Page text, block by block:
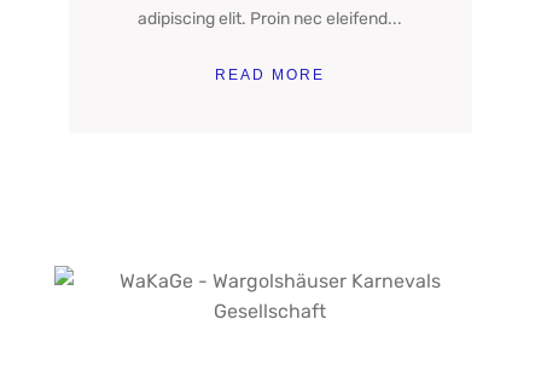
adipiscing elit. Proin nec eleifend...
READ MORE